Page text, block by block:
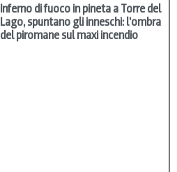
Inferno di fuoco in pineta a Torre del
Lago, spuntano gli inneschi: l’ombra
del piromane sul maxi incendio